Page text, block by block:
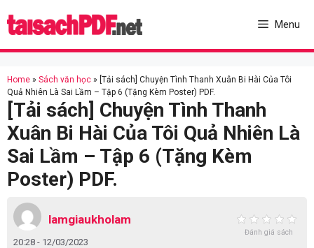
to
Menu
Home » Sách văn học » [Tải sách] Chuyện Tình Thanh Xuân Bi Hài Của Tôi
Quả Nhiên Là Sai Lầm – Tập 6 (Tặng Kèm Poster) PDF.
[Tải sách] Chuyện Tình Thanh
Xuân Bi Hài Của Tôi Quả Nhiên Là
Sai Lầm – Tập 6 (Tặng Kèm
Poster) PDF.
lamgiaukholam
20:28 - 12/03/2023
Đánh giá sách